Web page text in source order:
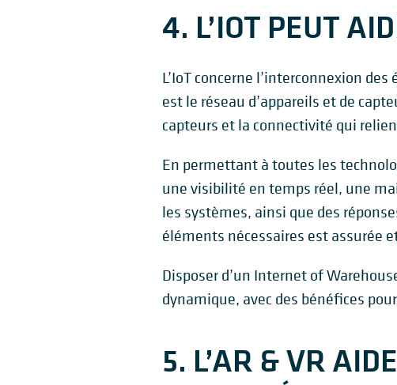
4. L’IOT PEUT
L’IoT concerne l’interconnexion
est le réseau d’appareils et de
capteurs et la connectivité qui
En permettant à toutes les
une visibilité en temps réel, une
les systèmes, ainsi que des
éléments nécessaires est assurée
Disposer d’un Internet of
dynamique, avec des bénéfices
5. L’AR & VR